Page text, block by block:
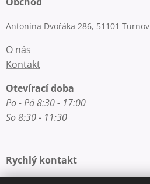
Antonína Dvořáka 286, 51101 Turnov
O nás
Kontakt
Otevírací doba
Po - Pá 8:30 - 17:00
So 8:30 - 11:30
Rychlý kontakt